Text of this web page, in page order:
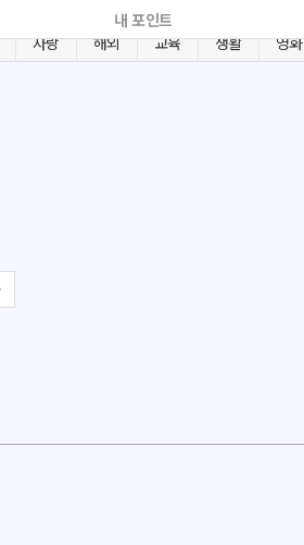
사랑 해외 교육 생활 영화
내 포인트